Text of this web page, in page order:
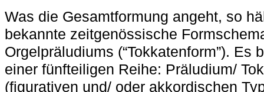
Was die Gesamtformung angeht, so
bekannte zeitgenössische
Orgelpräludiums (“Tokkatenform”). Es
einer fünfteiligen Reihe: Präludium/
(figurativen und/ oder akkordischen